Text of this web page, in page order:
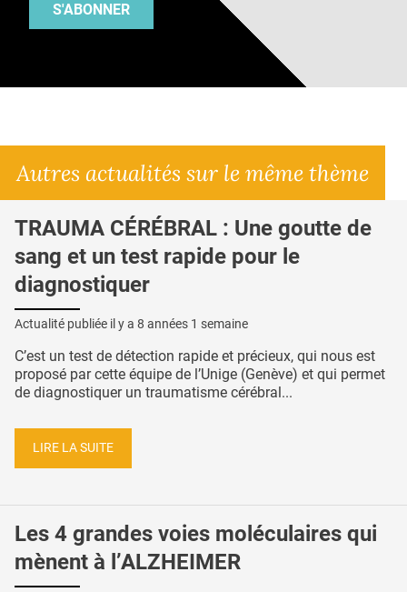
S'ABONNER
Autres actualités sur le même thème
TRAUMA CÉRÉBRAL : Une goutte de
sang et un test rapide pour le
diagnostiquer
Actualité publiée il y a 8 années 1 semaine
C’est un test de détection rapide et précieux, qui nous est
proposé par cette équipe de l’Unige (Genève) et qui permet
de diagnostiquer un traumatisme cérébral...
LIRE LA SUITE
Les 4 grandes voies moléculaires qui
mènent à l’ALZHEIMER